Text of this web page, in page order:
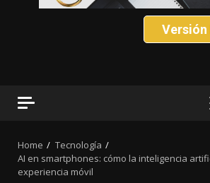
Versión
Home
Tecnología
AI en smartphones: cómo la inteligencia
experiencia móvil